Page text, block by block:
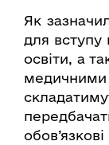
Як
для вступу
освіти, а